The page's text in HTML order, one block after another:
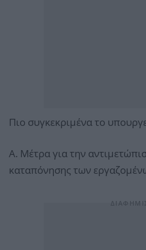
Πιο συγκεκριμένα το
Α. Μέτρα για την
καταπόνησης των